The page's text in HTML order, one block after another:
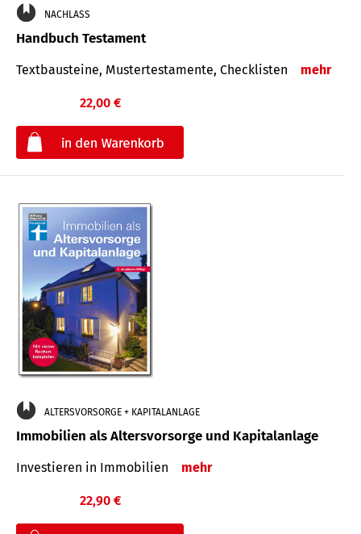
NACHLASS
Handbuch Testament
Textbausteine, Mustertestamente, Checklisten mehr
22,00 €
ALTERSVORSORGE + KAPITALANLAGE
Immobilien als Altersvorsorge und Kapitalanlage
Investieren in Immobilien mehr
22,90 €